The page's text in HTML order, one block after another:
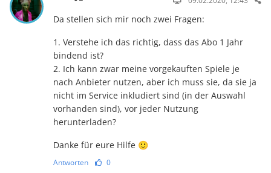
Da stellen sich mir noch zwei Fragen:
1. Verstehe ich das richtig, dass das Abo 1 Jahr
bindend ist?
2. Ich kann zwar meine vorgekauften Spiele je
nach Anbieter nutzen, aber ich muss sie, da sie ja
nicht im Service inkludiert sind (in der Auswahl
vorhanden sind), vor jeder Nutzung
herunterladen?
Danke für eure Hilfe 🙂
Antworten 0